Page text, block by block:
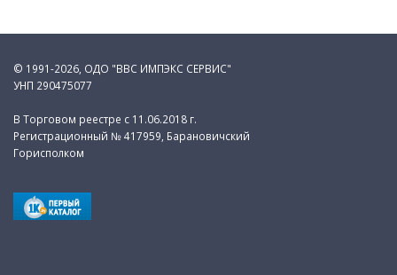
© 1991-2026, ОДО "ВВС ИМПЭКС СЕРВИС"
УНП 290475077
В Торговом реестре с 11.06.2018 г.
Регистрационный № 417959, Барановичский
Горисполком